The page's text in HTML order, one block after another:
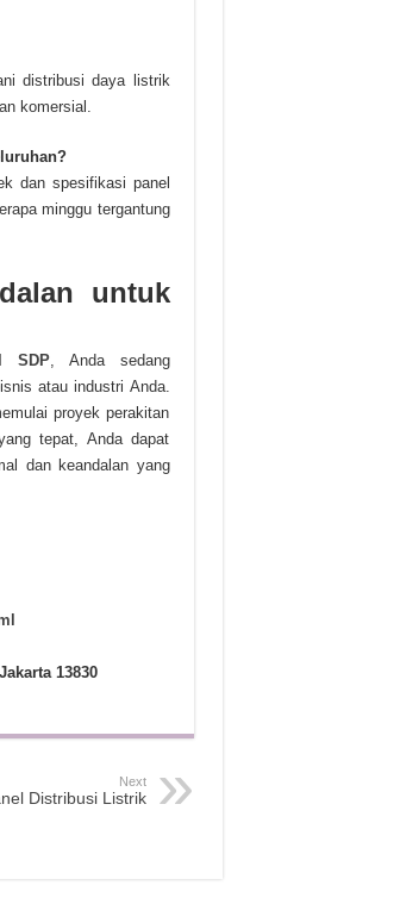
distribusi daya listrik
komersial.
dan spesifikasi panel
minggu tergantung
untuk
SDP, Anda sedang
atau industri Anda.
proyek perakitan
tepat, Anda dapat
dan keandalan yang
13830
Next
Distribusi Listrik